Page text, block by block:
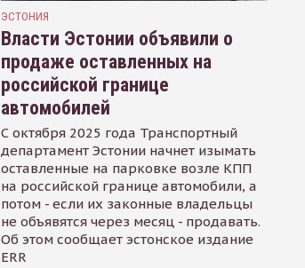
ЭСТОНИЯ
Власти Эстонии объявили о
продаже оставленных на
российской границе
автомобилей
С октября 2025 года Транспортный
департамент Эстонии начнет изымать
оставленные на парковке возле КПП
на российской границе автомобили, а
потом - если их законные владельцы
не объявятся через месяц - продавать.
Об этом сообщает эстонское издание
ERR